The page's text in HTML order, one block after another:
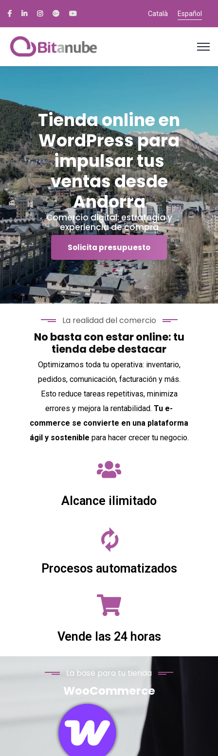
Català Español
Tienda online en
WordPress para
impulsar tus
ventas desde
Andorra
Comercio digital: estrategia y
experiencia de compra
Solicita presupuesto
La realidad del comercio
No basta con estar online: tu
tienda debe destacar
Optimizamos toda tu operativa: inventario,
pedidos, comunicación, facturación y más.
Esto reduce tareas repetitivas, minimiza
errores y mejora la rentabilidad. Tu e-
commerce se convierte en una plataforma
ágil y sostenible para hacer crecer tu negocio.
Alcance ilimitado
Procesos automatizados
Vende las 24 horas
La base para tu tienda
WooCommerce